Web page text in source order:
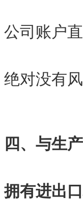
公司账户
绝对没有风
四、与生
拥有进出